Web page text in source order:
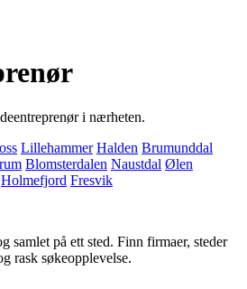
i nærheten.
Lillehammer Halden Brumunddal
Blomsterdalen Naustdal Ølen
Holmefjord Fresvik
samlet på ett sted. Finn firmaer, steder
rask søkeopplevelse.